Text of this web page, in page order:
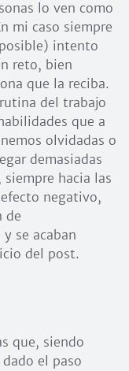
lo ven como
mi caso siempre
intento
reto, bien
que la reciba.
del trabajo
que a
olvidadas o
demasiadas
hacia las
negativo,
de
se acaban
del post.
que, siendo
el paso